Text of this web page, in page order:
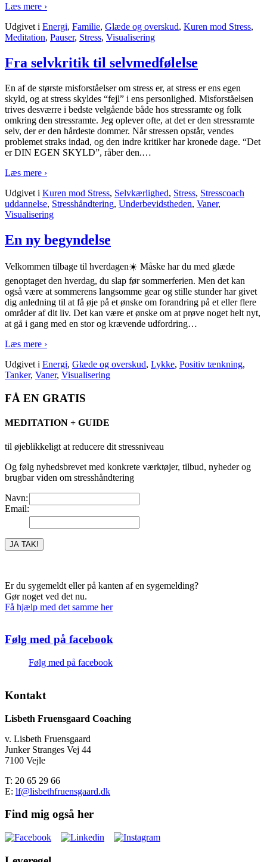
Læs mere ›
Udgivet i Energi, Familie, Glæde og overskud, Kuren mod Stress,
Meditation, Pauser, Stress, Visualisering
Fra selvkritik til selvmedfølelse
En af de største misforståelser om stress er, at stress er ens egen
skyld, og at stress skyldes “fejl” i ens personlighed. Misforståelsen
trives desværre i bedste velgående både hos stressramte og folk
omkring den stressramte. Jeg oplever ofte, at det er den stressramte
selv, der er den hårdeste dommer. Når stressen opstår, vendes
problemet straks indad, og den indre kritiker har kronede dage. “Det
er DIN EGEN SKYLD”, råber den.…
Læs mere ›
Udgivet i Kuren mod Stress, Selvkærlighed, Stress, Stresscoach
uddannelse, Stresshåndtering, Underbevidstheden, Vaner,
Visualisering
En ny begyndelse
Velkommen tilbage til hverdagen☀️ Måske har du med glæde
genoptaget den hverdag, du slap før sommerferien. Men det kan
også være at sommerens langsomme gear og stille stunder har givet
dig anledning til at få øje på et ønske om forandring på et eller flere
områder af dit liv. Det kan være et ønske om at prøve noget helt nyt,
at gå i gang med en stor og krævende udfordring…
Læs mere ›
Udgivet i Energi, Glæde og overskud, Lykke, Positiv tænkning,
Tanker, Vaner, Visualisering
FÅ EN GRATIS
MEDITATION + GUIDE
til øjeblikkeligt at reducere dit stressniveau
Og følg nyhedsbrevet med konkrete værktøjer, tilbud, nyheder og
brugbar viden om stresshåndtering
Navn:
Email:
Er du sygemeldt eller på kanten af en sygemelding?
Gør noget ved det nu.
Få hjælp med det samme her
Følg med på facebook
Følg med på facebook
Kontakt
Lisbeth Fruensgaard Coaching
v. Lisbeth Fruensgaard
Junker Stranges Vej 44
7100 Vejle
T: 20 65 29 66
E: lf@lisbethfruensgaard.dk
Find mig også her